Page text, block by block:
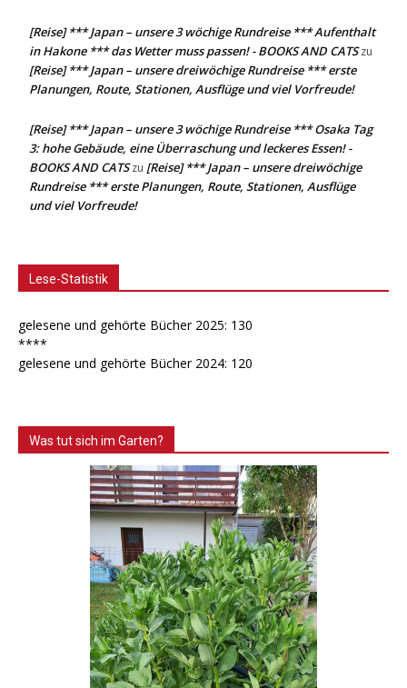
[Reise] *** Japan – unsere 3 wöchige Rundreise *** Aufenthalt
in Hakone *** das Wetter muss passen! - BOOKS AND CATSzu
[Reise] *** Japan – unsere dreiwöchige Rundreise *** erste
Planungen, Route, Stationen, Ausflüge und viel Vorfreude!
[Reise] *** Japan – unsere 3 wöchige Rundreise *** Osaka Tag
3: hohe Gebäude, eine Überraschung und leckeres Essen! -
BOOKS AND CATSzu [Reise] *** Japan – unsere dreiwöchige
Rundreise *** erste Planungen, Route, Stationen, Ausflüge
und viel Vorfreude!
Lese-Statistik
gelesene und gehörte Bücher 2025: 130
****
gelesene und gehörte Bücher 2024: 120
Was tut sich im Garten?